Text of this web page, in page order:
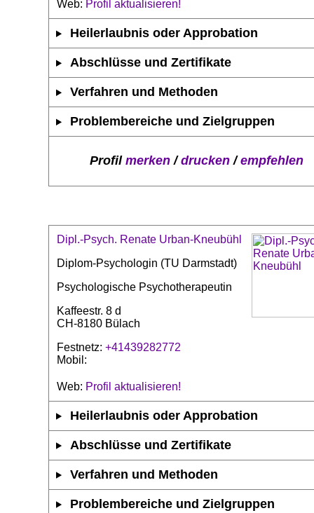
Web: Profil aktualisieren!
Heilerlaubnis oder Approbation
Abschlüsse und Zertifikate
Verfahren und Methoden
Problembereiche und Zielgruppen
Profil merken/drucken/empfehlen
Dipl.-Psych. Renate Urban-Kneubühl
Diplom-Psychologin (TU Darmstadt)
Psychologische Psychotherapeutin
Kaffeestr. 8 d
CH-8180 Bülach
Festnetz: +41439282772
Mobil:
Web: Profil aktualisieren!
Heilerlaubnis oder Approbation
Abschlüsse und Zertifikate
Verfahren und Methoden
Problembereiche und Zielgruppen